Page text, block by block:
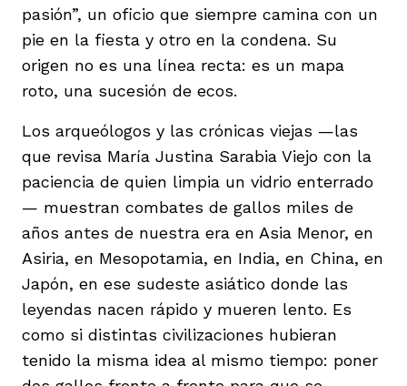
pasión”, un oficio que siempre camina con un
pie en la fiesta y otro en la condena. Su
origen no es una línea recta: es un mapa
roto, una sucesión de ecos.
Los arqueólogos y las crónicas viejas —las
que revisa María Justina Sarabia Viejo con la
paciencia de quien limpia un vidrio enterrado
— muestran combates de gallos miles de
años antes de nuestra era en Asia Menor, en
Asiria, en Mesopotamia, en India, en China, en
Japón, en ese sudeste asiático donde las
leyendas nacen rápido y mueren lento. Es
como si distintas civilizaciones hubieran
tenido la misma idea al mismo tiempo: poner